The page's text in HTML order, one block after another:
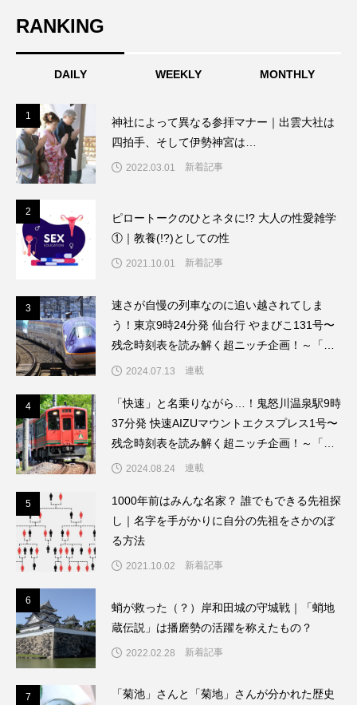
RANKING
DAILY WEEKLY MONTHLY
1
神社によって異なる参拝マナー｜出雲大社は
四拍手、そして伊勢神宮は…
2022.03.01 新着記事
2
ピロートークのひとネタに!? 大人の性愛雑学
①｜教養(!?)としての性
2021.10.01 新着記事
3
速さが自慢の列車なのに追い越されてしま
う！東京9時24分発 仙台行 やまびこ131号〜
残念時刻表を読み解く超ニッチ企画！～「渡
辺雅史の残念な鉄道時刻表」第8回
2024.07.13 連載
4
「快速」と名乗りながら…！鬼怒川温泉駅9時
37分発 快速AIZUマウントエクスプレス1号〜
残念時刻表を読み解く超ニッチ企画！～「渡
辺雅史の残念な鉄道時刻表」第9回
2024.08.24 連載
5
1000年前はみんな名家？ 誰でもできる先祖探
し｜名字を手がかりに自分の先祖をさかのぼ
る方法
2021.10.02 新着記事
6
蛸が救った（？）岸和田城の守城戦｜「蛸地
蔵伝説」は播磨勢の活躍を称えたもの？
2022.02.28 新着記事
7
「菊池」さんと「菊地」さんが分かれた歴史